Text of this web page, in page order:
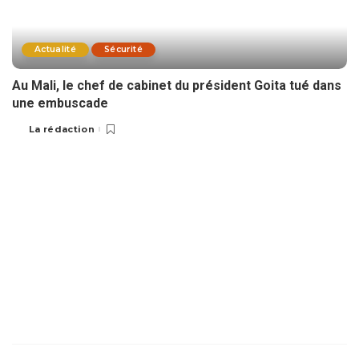
Actualité Sécurité
Au Mali, le chef de cabinet du président Goita tué dans
une embuscade
La rédaction